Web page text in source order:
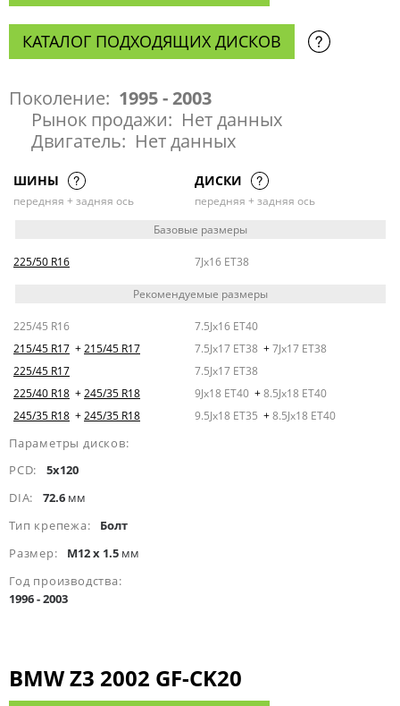
КАТАЛОГ ПОДХОДЯЩИХ ДИСКОВ
Поколение: 1995 - 2003
Рынок продажи: Нет данных
Двигатель: Нет данных
ШИНЫ
передняя + задняя ось
ДИСКИ
передняя + задняя ось
Базовые размеры
225/50 R16 7Jx16 ET38
Рекомендуемые размеры
225/45 R16
7.5Jx16 ET40
215/45 R17 +215/45 R17 7.5Jx17 ET38 +7Jx17 ET38
225/45 R17
7.5Jx17 ET38
225/40 R18 +245/35 R18 9Jx18 ET40 +8.5Jx18 ET40
245/35 R18 +245/35 R18 9.5Jx18 ET35 +8.5Jx18 ET40
Параметры дисков:
PCD:
5x120
DIA:
72.6 мм
Тип крепежа:
Болт
Размер:
M12 x 1.5 мм
Год производства:
1996 - 2003
BMW Z3 2002 GF-CK20